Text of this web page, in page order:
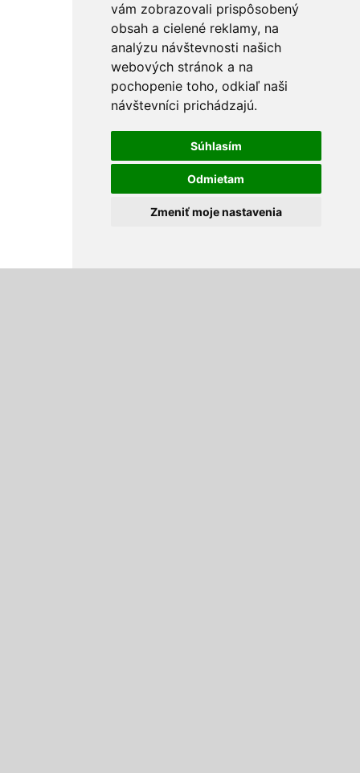
vám zobrazovali prispôsobený
obsah a cielené reklamy, na
analýzu návštevnosti našich
webových stránok a na
pochopenie toho, odkiaľ naši
návštevníci prichádzajú.
Súhlasím
Odmietam
Zmeniť moje nastavenia